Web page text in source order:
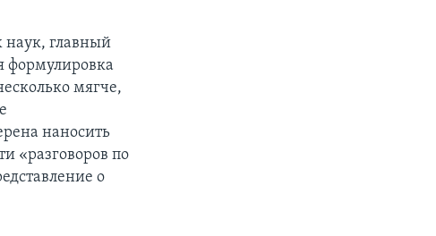
наук, главный
формулировка
мягче,
наносить
«разговоров по
о